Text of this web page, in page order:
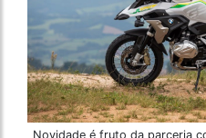
Novidade é fruto da parceria